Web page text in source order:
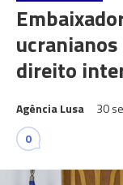
direito
Agência Lusa 30
0